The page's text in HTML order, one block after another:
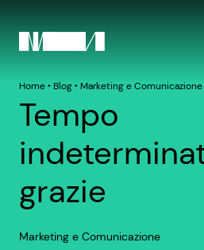
Home‣ Blog‣ Marketing e Comunicazione
Tempo
grazie
Marketing e Comunicazione